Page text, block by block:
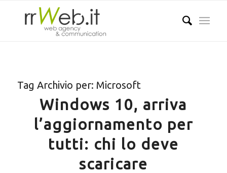
Tag Archivio per: Microsoft
Windows 10, arriva
l’aggiornamento per
tutti: chi lo deve
scaricare